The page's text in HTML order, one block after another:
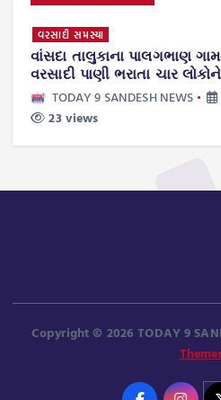
વરસાદી સમસ્યા
વાંસદા તાલુકાના પાલગભાણ
વરસાદી પાણી ભરાતા ચાર
TODAY 9 SANDESH NEWS
23 views
Copyright © 2026 TODAY 9